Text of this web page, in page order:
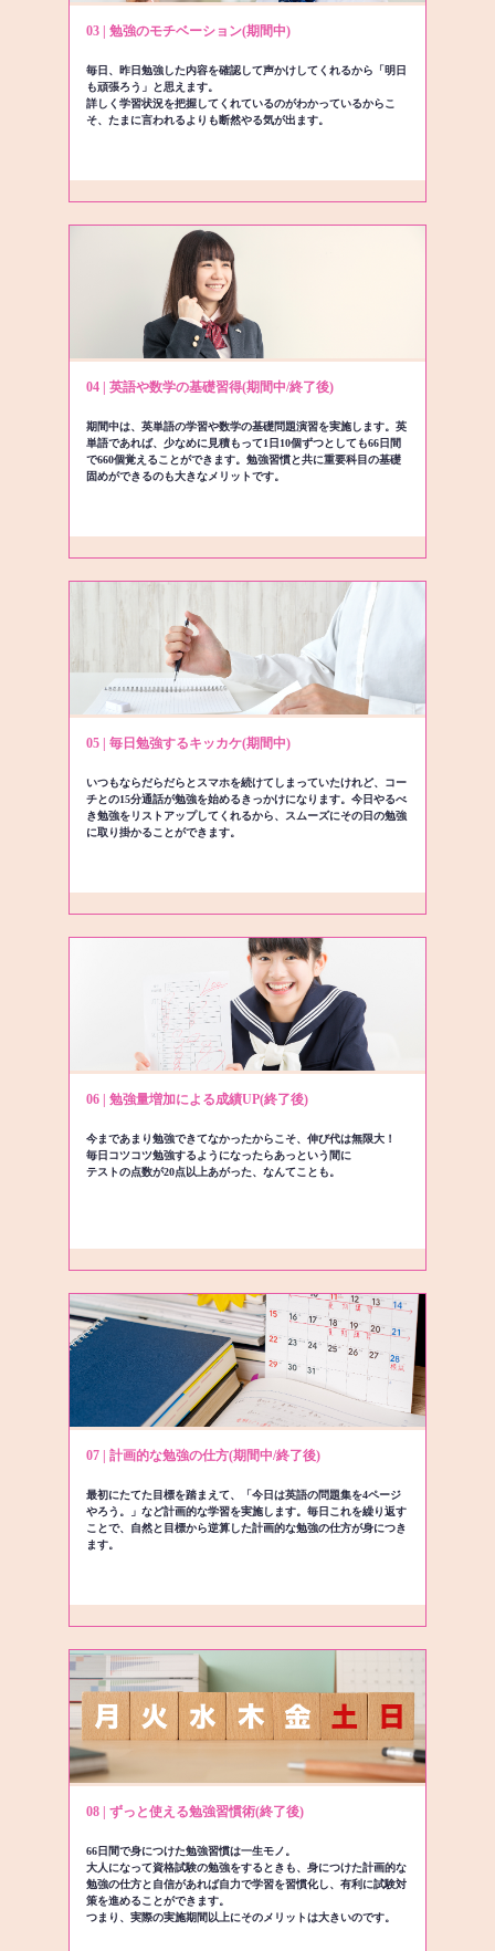
03 | 勉強のモチベーション(期間中)
毎日、昨日勉強した内容を確認して声かけしてくれるから「明日
も頑張ろう」と思えます。
詳しく学習状況を把握してくれているのがわかっているからこ
そ、たまに言われるよりも断然やる気が出ます。
04 | 英語や数学の基礎習得(期間中/終了後)
期間中は、英単語の学習や数学の基礎問題演習を実施します。英
単語であれば、少なめに見積もって1日10個ずつとしても66日間
で660個覚えることができます。勉強習慣と共に重要科目の基礎
固めができるのも大きなメリットです。
05 | 毎日勉強するキッカケ(期間中)
いつもならだらだらとスマホを続けてしまっていたけれど、コー
チとの15分通話が勉強を始めるきっかけになります。今日やるべ
き勉強をリストアップしてくれるから、スムーズにその日の勉強
に取り掛かることができます。
06 | 勉強量増加による成績UP(終了後)
今まであまり勉強できてなかったからこそ、伸び代は無限大！
毎日コツコツ勉強するようになったらあっという間に
テストの点数が20点以上あがった、なんてことも。
07 | 計画的な勉強の仕方(期間中/終了後)
最初にたてた目標を踏まえて、「今日は英語の問題集を4ページ
やろう。」など計画的な学習を実施します。毎日これを繰り返す
ことで、自然と目標から逆算した計画的な勉強の仕方が身につき
ます。
08 | ずっと使える勉強習慣術(終了後)
66日間で身につけた勉強習慣は一生モノ。
大人になって資格試験の勉強をするときも、身につけた計画的な
勉強の仕方と自信があれば自力で学習を習慣化し、有利に試験対
策を進めることができます。
つまり、実際の実施期間以上にそのメリットは大きいのです。